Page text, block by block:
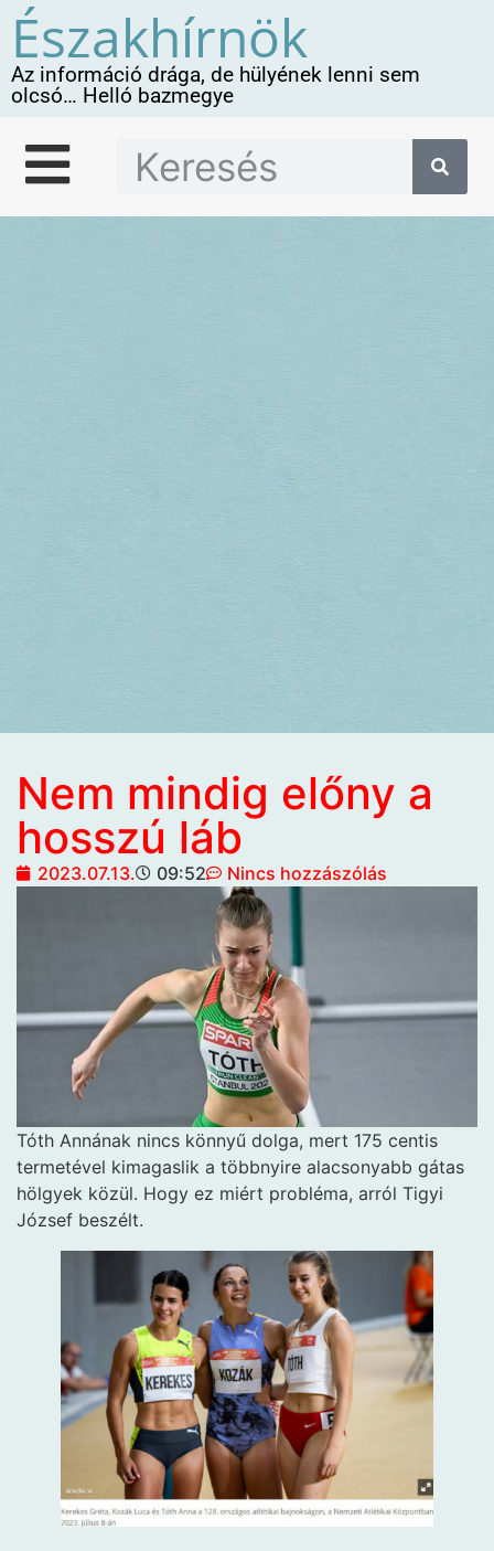
Északhírnök
Az információ drága, de hülyének lenni sem
olcsó… Helló bazmegye
Nem mindig előny a
hosszú láb
2023.07.13. 09:52 Nincs hozzászólás
Tóth Annának nincs könnyű dolga, mert 175 centis
termetével kimagaslik a többnyire alacsonyabb gátas
hölgyek közül. Hogy ez miért probléma, arról Tigyi
József beszélt.